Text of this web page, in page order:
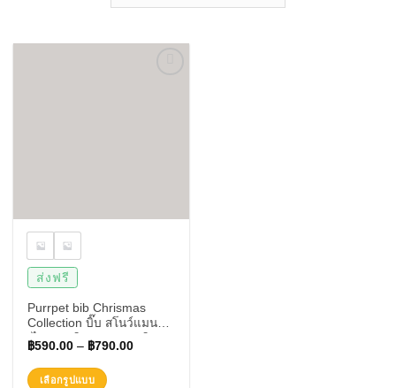
ส่งฟรี
Purrpet bib Chrismas
Collection บิ๊บ สโนว์แมน
(ไฟกระพริบ) ชุดหมาคริ
สมาสต์ ปลอกคอแมว
฿590.00 – ฿790.00
เลือกรูปแบบ